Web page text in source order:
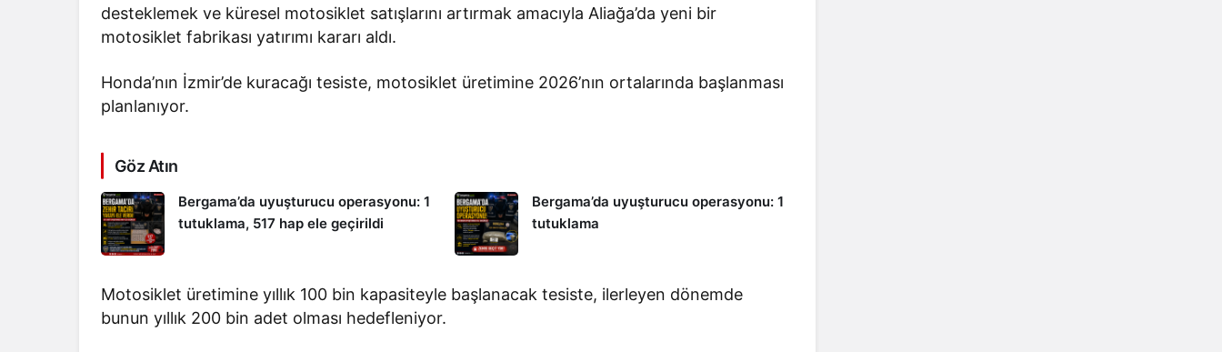
desteklemek ve küresel motosiklet satışlarını artırmak amacıyla Aliağa’da yeni bir
motosiklet fabrikası yatırımı kararı aldı.
Honda’nın İzmir’de kuracağı tesiste, motosiklet üretimine 2026’nın ortalarında başlanması
planlanıyor.
Göz Atın
Bergama’da uyuşturucu operasyonu: 1
tutuklama, 517 hap ele geçirildi
Bergama’da uyuşturucu operasyonu: 1
tutuklama
Motosiklet üretimine yıllık 100 bin kapasiteyle başlanacak tesiste, ilerleyen dönemde
bunun yıllık 200 bin adet olması hedefleniyor.